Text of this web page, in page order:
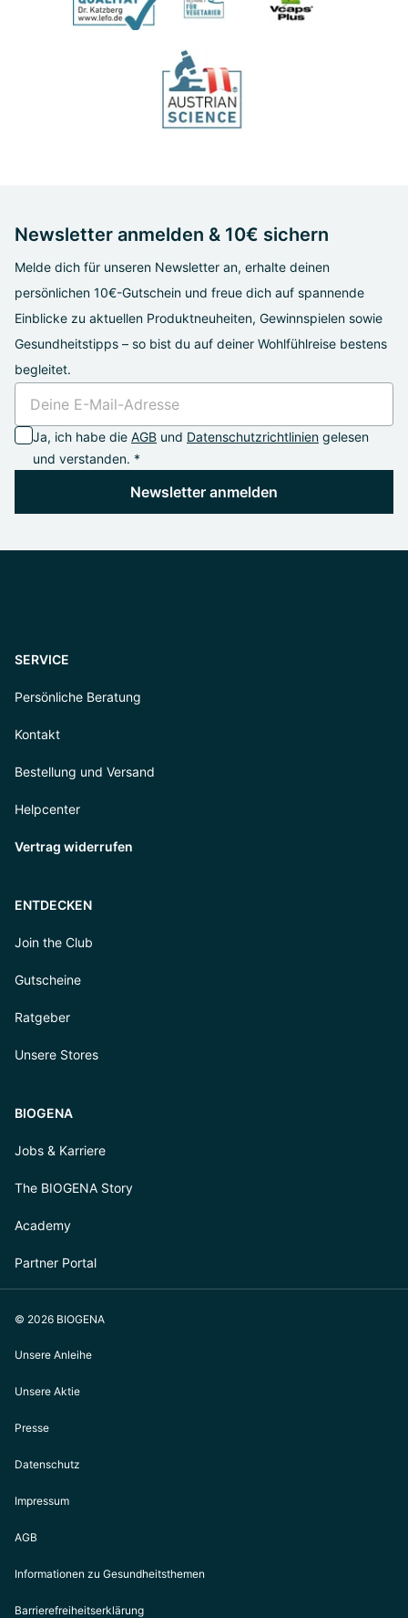
Newsletter anmelden & 10€ sichern
Melde dich für unseren Newsletter an, erhalte deinen
persönlichen 10€-Gutschein und freue dich auf spannende
Einblicke zu aktuellen Produktneuheiten, Gewinnspielen sowie
Gesundheitstipps – so bist du auf deiner Wohlfühlreise bestens
begleitet.
Ja, ich habe die AGB und Datenschutzrichtlinien gelesen
und verstanden. *
Newsletter anmelden
SERVICE
Persönliche Beratung
Kontakt
Bestellung und Versand
Helpcenter
Vertrag widerrufen
ENTDECKEN
Join the Club
Gutscheine
Ratgeber
Unsere Stores
BIOGENA
Jobs & Karriere
The BIOGENA Story
Academy
Partner Portal
© 2026 BIOGENA
Unsere Anleihe
Unsere Aktie
Presse
Datenschutz
Impressum
AGB
Informationen zu Gesundheitsthemen
Barrierefreiheitserklärung